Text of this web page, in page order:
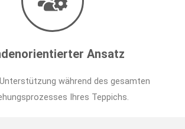
Ansatz
während des gesamten
Ihres Teppichs.